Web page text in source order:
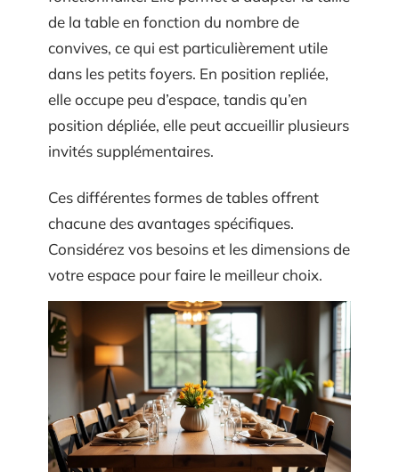
de la table en fonction du nombre de
convives, ce qui est particulièrement utile
dans les petits foyers. En position repliée,
elle occupe peu d’espace, tandis qu’en
position dépliée, elle peut accueillir plusieurs
invités supplémentaires.
Ces différentes formes de tables offrent
chacune des avantages spécifiques.
Considérez vos besoins et les dimensions de
votre espace pour faire le meilleur choix.